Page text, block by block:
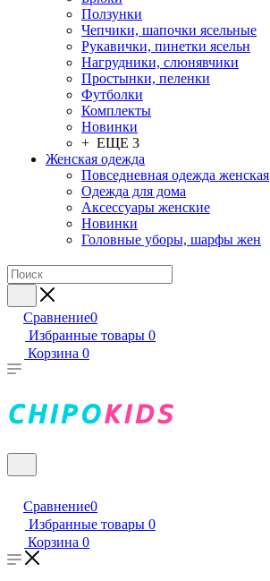
Ползунки
Чепчики, шапочки ясельные
Рукавички, пинетки ясельн
Нагрудники, слюнявчики
Простынки, пеленки
Футболки
Комплекты
Новинки
+ ЕЩЕ 3
Женская одежда
Повседневная одежда женская
Одежда для дома
Аксессуары женские
Новинки
Головные уборы, шарфы жен
Сравнение0
Избранные товары 0
Корзина 0
Сравнение0
Избранные товары 0
Корзина 0